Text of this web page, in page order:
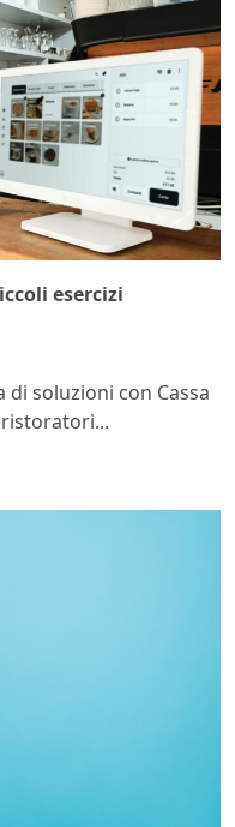
esercizi
soluzioni con Cassa